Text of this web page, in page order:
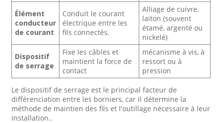
Élément
conducteur
de courant
Conduit le courant
électrique entre les
fils connectés.
Alliage de cuivre,
laiton (souvent
étamé, argenté ou
nickelé)
Dispositif
de serrage
Fixe les câbles et
maintient la force de
contact
mécanisme à vis, à
ressort ou à
pression
Le dispositif de serrage est le principal facteur de
différenciation entre les borniers, car il détermine la
méthode de maintien des fils et l'outillage nécessaire à leur
installation..